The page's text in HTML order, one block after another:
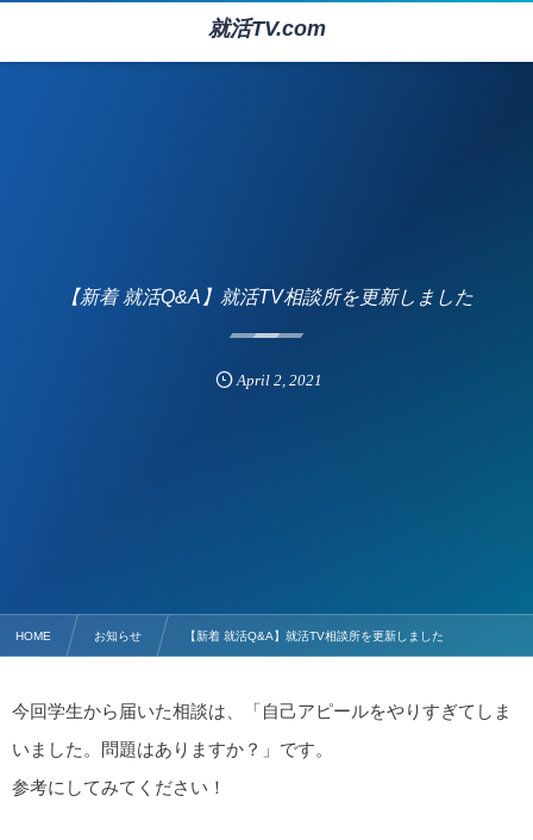
就活TV.com
【新着 就活Q&A】就活TV相談所を更新しました
April 2, 2021
HOME お知らせ 【新着 就活Q&A】就活TV相談所を更新しました
今回学生から届いた相談は、「自己アピールをやりすぎてしま
いました。問題はありますか？」です。
参考にしてみてください！